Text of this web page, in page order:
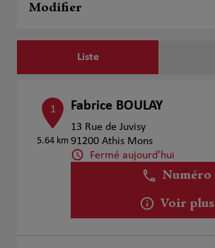
Modifier
Liste
1
5.64 km
Fabrice BOULAY
13 Rue de Juvisy
91200 Athis Mons
Fermé aujourd'hui
Numéro
Voir plus